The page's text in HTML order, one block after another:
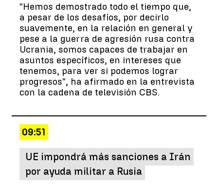
"Hemos demostrado todo el tiempo que,
a pesar de los desafíos, por decirlo
suavemente, en la relación en general y
pese a la guerra de agresión rusa contra
Ucrania, somos capaces de trabajar en
asuntos específicos, en intereses que
tenemos, para ver si podemos lograr
progresos", ha afirmado en la entrevista
con la cadena de televisión CBS.
09:51
UE impondrá más sanciones a Irán
por ayuda militar a Rusia